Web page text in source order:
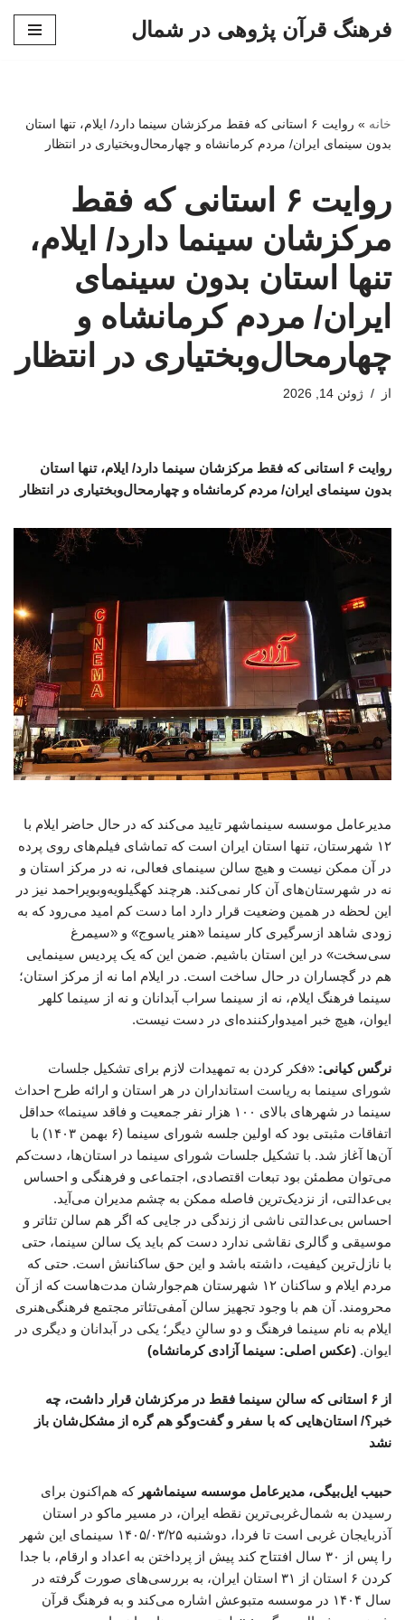
فرهنگ قرآن پژوهی در شمال
خانه »
روایت ۶ استانی که فقط مرکزشان سینما دارد/ ایلام، تنها استان
بدون سینمای ایران/ مردم کرمانشاه و چهارمحال‌وبختیاری در انتظار
روایت ۶ استانی که فقط
مرکزشان سینما دارد/ ایلام،
تنها استان بدون سینمای
ایران/ مردم کرمانشاه و
چهارمحال‌وبختیاری در انتظار
از ژوئن 14, 2026
روایت ۶ استانی که فقط مرکزشان سینما دارد/ ایلام، تنها استان
بدون سینمای ایران/ مردم کرمانشاه و چهارمحال‌وبختیاری در انتظار
مدیرعامل موسسه سینماشهر تایید می‌کند که در حال حاضر ایلام با
۱۲ شهرستان، تنها استان ایران است که تماشای فیلم‌های روی پرده
در آن ممکن نیست و هیچ سالن سینمای فعالی، نه در مرکز استان و
نه در شهرستان‌های آن کار نمی‌کند. هرچند کهگیلویه‌وبویراحمد نیز در
این لحظه در همین وضعیت قرار دارد اما دست کم امید می‌رود که به
زودی شاهد ازسرگیری کار سینما «هنر یاسوج» و «سیمرغ
سی‌سخت» در این استان باشیم. ضمن این که یک پردیس سینمایی
هم در گچساران در حال ساخت است. در ایلام اما نه از مرکز استان؛
سینما فرهنگ ایلام، نه از سینما سراب آبدانان و نه از سینما کلهر
ایوان، هیچ خبر امیدوارکننده‌ای در دست نیست.
نرگس کیانی: «فکر کردن به تمهیدات لازم برای تشکیل جلسات
شورای سینما به ریاست استانداران در هر استان و ارائه طرح احداث
سینما در شهرهای بالای ۱۰۰ هزار نفر جمعیت و فاقد سینما» حداقل
اتفاقات مثبتی بود که اولین جلسه شورای سینما (۶ بهمن ۱۴۰۳) با
آن‌ها آغاز شد. با تشکیل جلسات شورای سینما در استان‌ها، دست‌کم
می‌توان مطمئن بود تبعات اقتصادی، اجتماعی و فرهنگی و احساس
بی‌عدالتی، از نزدیک‌ترین فاصله ممکن به چشم مدیران می‌آید.
احساس بی‌عدالتی ناشی از زندگی در جایی که اگر هم سالن تئاتر و
موسیقی و گالری نقاشی ندارد دست کم باید یک سالن سینما، حتی
با نازل‌ترین کیفیت، داشته باشد و این حق ساکنانش است. حتی که
مردم ایلام و ساکنان ۱۲ شهرستان هم‌جوارشان مدت‌هاست که از آن
محرومند. آن هم با وجود تجهیز سالن آمفی‌تئاتر مجتمع فرهنگی‌هنری
ایلام به نام سینما فرهنگ و دو سالنِ دیگر؛ یکی در آبدانان و دیگری در
ایوان. (عکس اصلی: سینما آزادی کرمانشاه)
از ۶ استانی که سالن سینما فقط در مرکزشان قرار داشت، چه
خبر؟/ استان‌هایی که با سفر و گفت‌وگو هم گره از مشکل‌شان باز
نشد
حبیب ایل‌بیگی، مدیرعامل موسسه سینماشهر که هم‌اکنون برای
رسیدن به شمال‌غربی‌ترین نقطه ایران، در مسیر ماکو در استان
آذربایجان غربی است تا فردا، دوشنبه ۱۴۰۵/۰۳/۲۵ سینمای این شهر
را پس از ۳۰ سال افتتاح کند پیش از پرداختن به اعداد و ارقام، با جدا
کردن ۶ استان از ۳۱ استان ایران، به بررسی‌های صورت گرفته در
سال ۱۴۰۴ در موسسه متبوعش اشاره می‌کند و به فرهنگ قرآن